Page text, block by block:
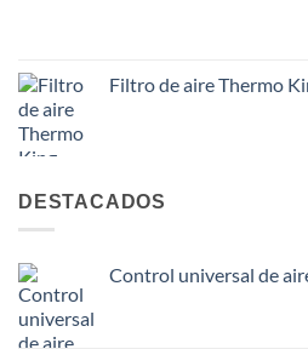
Filtro de aire Thermo
DESTACADOS
Control universal de